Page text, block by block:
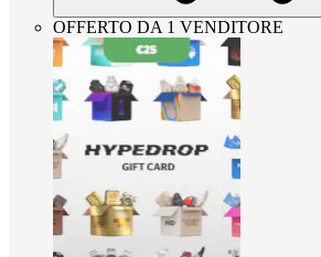
OFFERTO DA 1 VENDITORE